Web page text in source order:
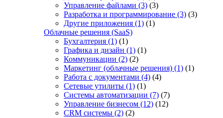
Управление файлами (3) (3)
Разработка и программирование (3) (3)
Другие приложения (1) (1)
Облачные решения (SaaS)
Бухгалтерия (1) (1)
Графика и дизайн (1) (1)
Коммуникации (2) (2)
Маркетинг (облачные решения) (1) (1)
Работа с документами (4) (4)
Сетевые утилиты (1) (1)
Системы автоматизации (7) (7)
Управление бизнесом (12) (12)
CRM системы (2) (2)